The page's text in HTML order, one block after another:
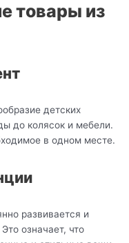
товары из
детских
до колясок и мебели.
в одном месте.
развивается и
означает, что